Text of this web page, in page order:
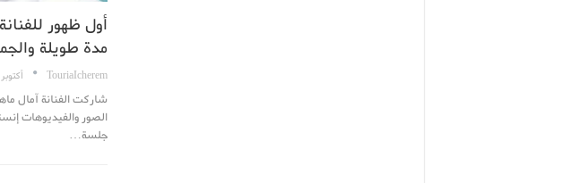
أول ظهور
مدة طويلة
TouriaIcherem أكتوبر 3, 2022
شاركت الفنانة آمال
الصور والفيديوهات
جلسة…